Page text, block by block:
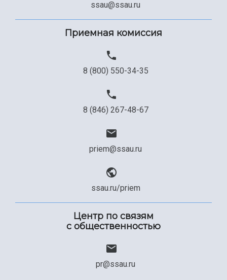
Сведения об образовательной организации
ssau@ssau.ru
Приемная комиссия
8 (800) 550-34-35
8 (846) 267-48-67
priem@ssau.ru
ssau.ru/priem
Центр по связям
с общественностью
pr@ssau.ru